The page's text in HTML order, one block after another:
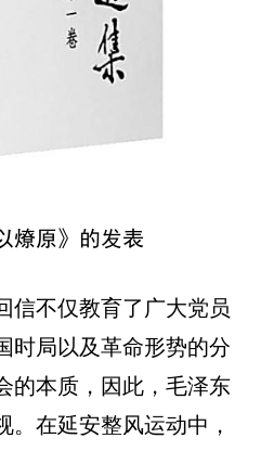
燎原》的发表
信不仅教育了广大党员
时局以及革命形势的分
的本质，因此，毛泽东
。在延安整风运动中，